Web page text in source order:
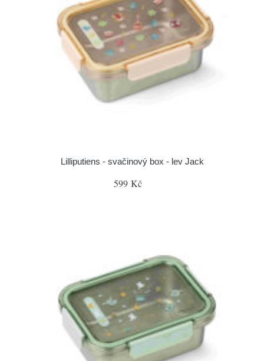
Lilliputiens - svačinový box - lev Jack
599 Kč